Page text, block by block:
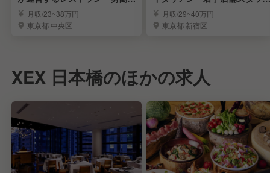
境安定＊賞与年3回
月収/23~38万円
東京都 中央区
募集月収/29~40万円
東京都 新宿区
XEX 日本橋のほかの求人